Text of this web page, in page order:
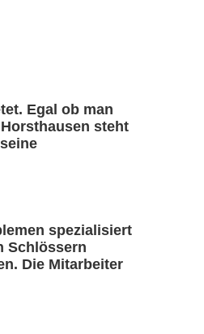
Egal ob man
steht
spezialisiert
Schlössern
Die Mitarbeiter